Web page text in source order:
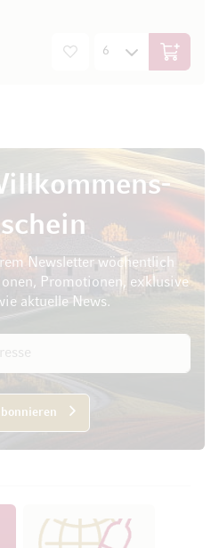
In den
Newsletter wöchentlich
Promotionen, exklusive
aktuelle News.